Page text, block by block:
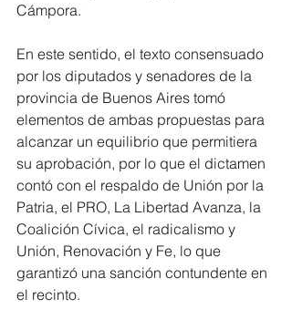
Cámpora.
En este sentido, el texto consensuado
por los diputados y senadores de la
provincia de Buenos Aires tomó
elementos de ambas propuestas para
alcanzar un equilibrio que permitiera
su aprobación, por lo que el dictamen
contó con el respaldo de Unión por la
Patria, el PRO, La Libertad Avanza, la
Coalición Cívica, el radicalismo y
Unión, Renovación y Fe, lo que
garantizó una sanción contundente en
el recinto.